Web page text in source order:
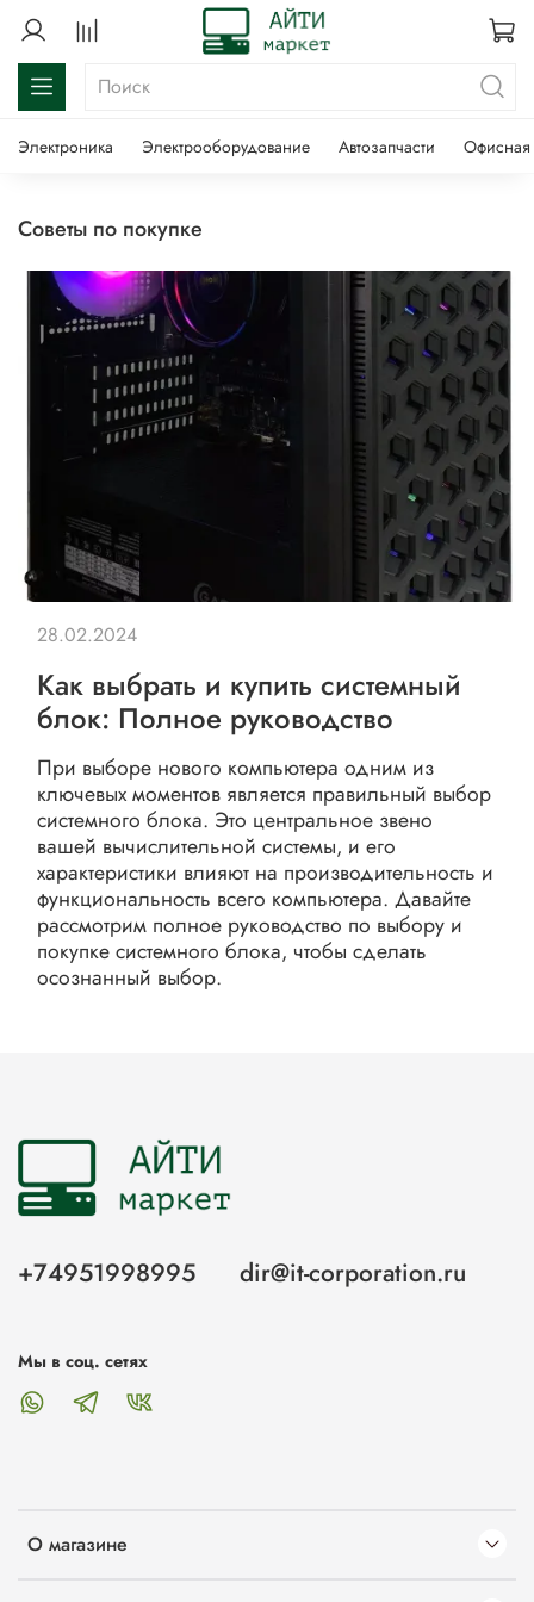
Электроника Электрооборудование Автозапчасти Офисная
советы по покупке
Как выбрать и купить системный
блок: Полное руководство
При выборе нового компьютера одним из
ключевых моментов является правильный выбор
системного блока. Это центральное звено
вашей вычислительной системы, и его
характеристики влияют на производительность и
функциональность всего компьютера. Давайте
рассмотрим полное руководство по выбору и
покупке системного блока, чтобы сделать
осознанный выбор.
28.02.2024
О магазине
+74951998995 dir@it-corporation.ru
Мы в соц. сетях